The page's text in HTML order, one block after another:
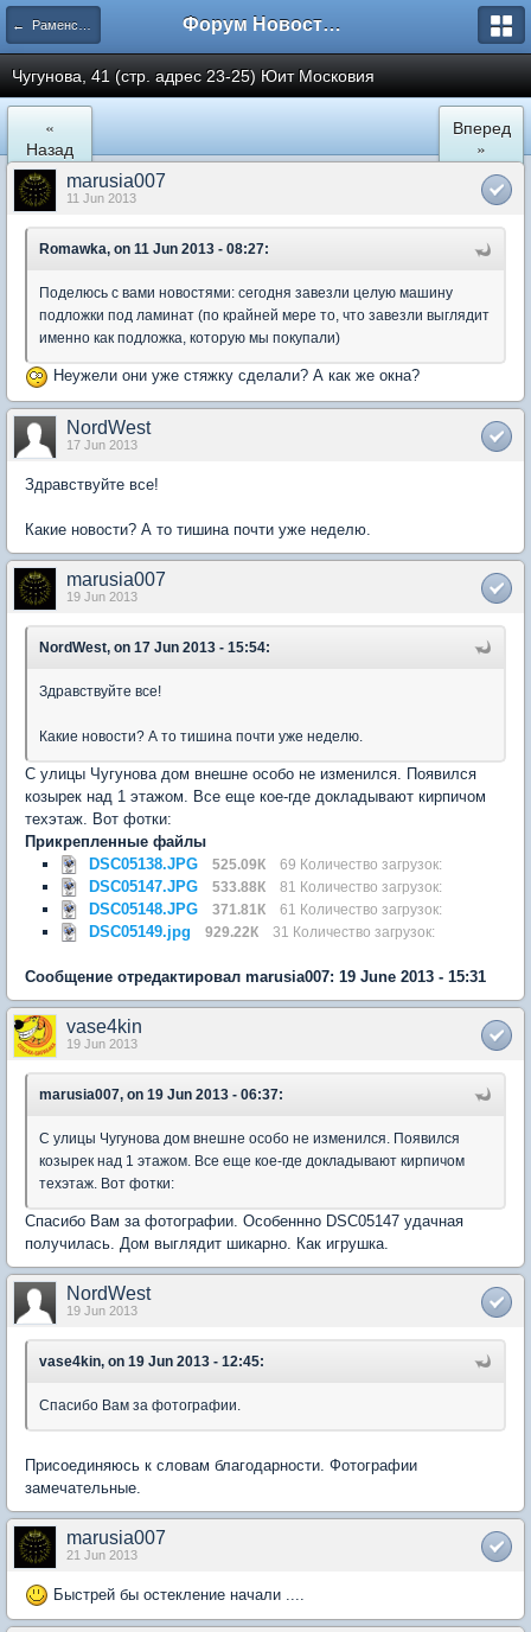
← Раменское Форум Новостройки
Чугунова, 41 (стр. адрес 23-25) Юит Московия
«
Назад
Вперед
»
marusia007
11 Jun 2013
Romawka, on 11 Jun 2013 - 08:27:
Поделюсь с вами новостями: сегодня завезли целую машину
подложки под ламинат (по крайней мере то, что завезли выглядит
именно как подложка, которую мы покупали)
Неужели они уже стяжку сделали? А как же окна?
NordWest
17 Jun 2013
Здравствуйте все!
Какие новости? А то тишина почти уже неделю.
marusia007
19 Jun 2013
NordWest, on 17 Jun 2013 - 15:54:
Здравствуйте все!
Какие новости? А то тишина почти уже неделю.
С улицы Чугунова дом внешне особо не изменился. Появился
козырек над 1 этажом. Все еще кое-где докладывают кирпичом
техэтаж. Вот фотки:
Прикрепленные файлы
DSC05138.JPG
525.09К 69 Количество загрузок:
DSC05147.JPG 533.88К 81 Количество загрузок:
DSC05148.JPG 371.81К 61 Количество загрузок:
DSC05149.jpg 929.22К 31 Количество загрузок:
Сообщение отредактировал marusia007: 19 June 2013 - 15:31
vase4kin
19 Jun 2013
marusia007, on 19 Jun 2013 - 06:37:
С улицы Чугунова дом внешне особо не изменился. Появился
козырек над 1 этажом. Все еще кое-где докладывают кирпичом
техэтаж. Вот фотки:
Спасибо Вам за фотографии. Особеннно DSC05147 удачная
получилась. Дом выглядит шикарно. Как игрушка.
NordWest
19 Jun 2013
vase4kin, on 19 Jun 2013 - 12:45:
Спасибо Вам за фотографии.
Присоединяюсь к словам благодарности. Фотографии
замечательные.
marusia007
21 Jun 2013
Быстрей бы остекление начали ....